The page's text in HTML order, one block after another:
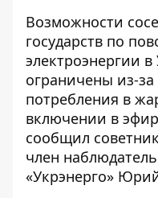
Возможности
государств по
электроэнергии
ограничены из-за
потребления в
включении в
сообщил
член
«Укрэнерго»